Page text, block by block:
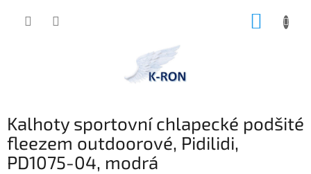
Kalhoty sportovní chlapecké podšité
fleezem outdoorové, Pidilidi,
PD1075-04, modrá